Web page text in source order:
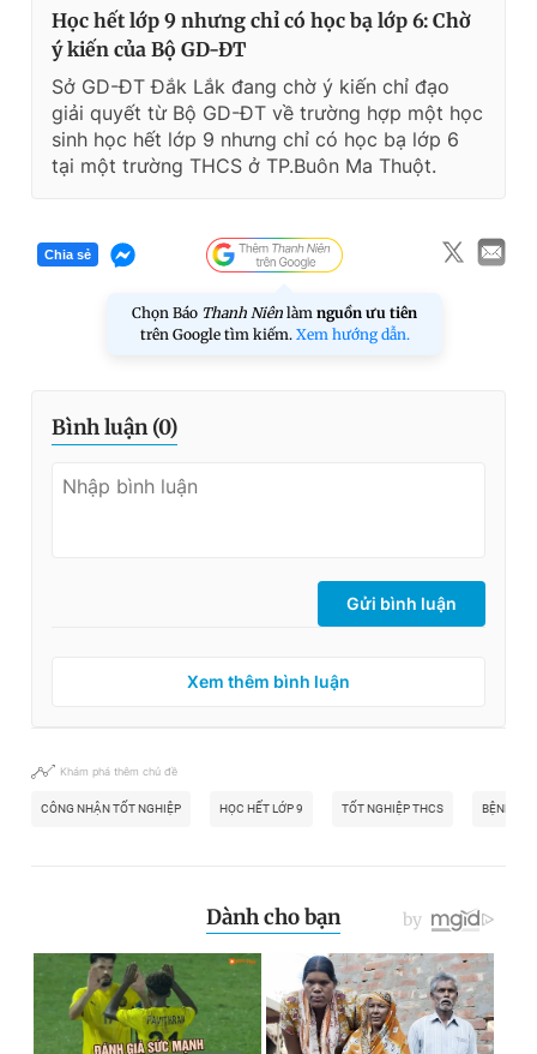
Học hết lớp 9 nhưng chỉ có học bạ lớp 6: Chờ
ý kiến của Bộ GD-ĐT
Sở GD-ĐT Đắk Lắk đang chờ ý kiến chỉ đạo
giải quyết từ Bộ GD-ĐT về trường hợp một học
sinh học hết lớp 9 nhưng chỉ có học bạ lớp 6
tại một trường THCS ở TP.Buôn Ma Thuột.
Chia sẻ
Chọn Báo Thanh Niên làm nguồn ưu tiên
trên Google tìm kiếm. Xem hướng dẫn.
Bình luận (0)
Gửi bình luận
Xem thêm bình luận
Khám phá thêm chủ đề
CÔNG NHẬN TỐT NGHIỆP HỌC HẾT LỚP 9 TỐT NGHIỆP THCS BỆNH TỰ